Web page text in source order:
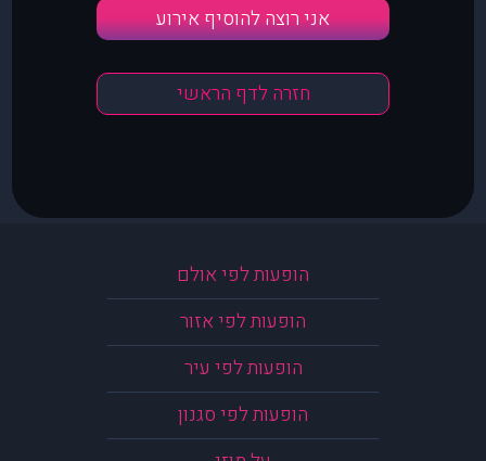
אני רוצה להוסיף אירוע
חזרה לדף הראשי
הופעות לפי אולם
הופעות לפי אזור
הופעות לפי עיר
הופעות לפי סגנון